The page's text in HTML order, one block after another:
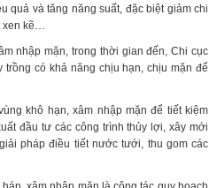
quả và tăng năng suất, đặc biệt giảm chi
xen kẽ…
nhập mặn, trong thời gian đến, Chi cục
có khả năng chịu hạn, chịu mặn để
khô hạn, xâm nhập mặn để tiết kiệm
đầu tư các công trình thủy lợi, xây mới
pháp điều tiết nước tưới, thu gom các